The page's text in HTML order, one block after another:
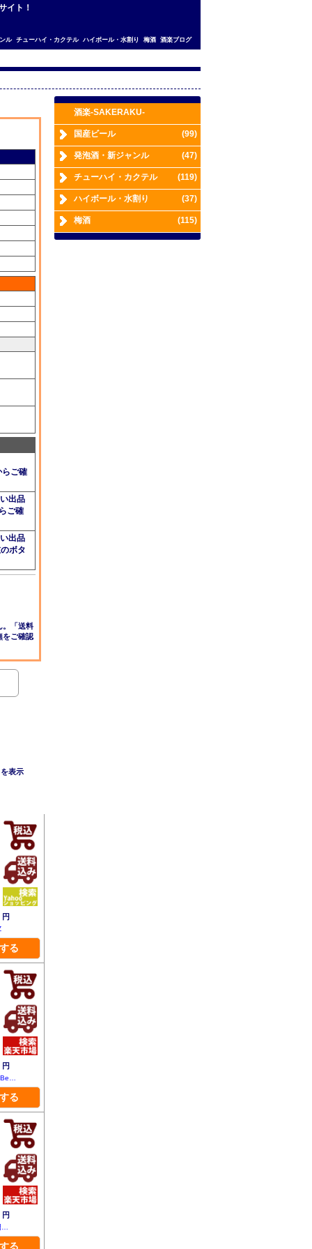
イト！
ル チューハイ・カクテル ハイボール・水割り 梅酒 酒楽ブログ
酒楽-SAKERAKU-
国産ビール (99)
発泡酒・新ジャンル (47)
チューハイ・カクテル (119)
ハイボール・水割り (37)
梅酒 (115)
らご確
出品
ご確
出品
ボタ
。「送料
をご確認
表示
円
る
円
Be…
る
円
…
る